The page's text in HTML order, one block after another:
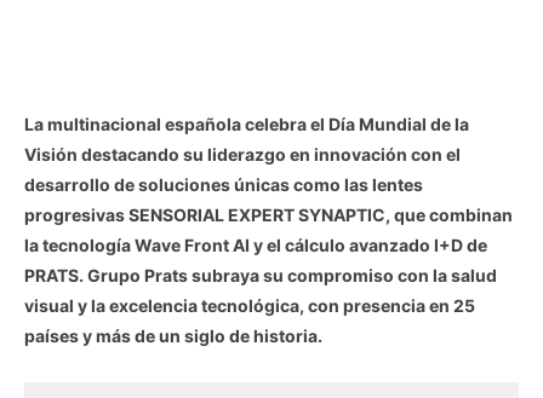
La multinacional española celebra el Día Mundial de la
Visión destacando su liderazgo en innovación con el
desarrollo de soluciones únicas como las lentes
progresivas SENSORIAL EXPERT SYNAPTIC, que combinan
la tecnología Wave Front AI y el cálculo avanzado I+D de
PRATS. Grupo Prats subraya su compromiso con la salud
visual y la excelencia tecnológica, con presencia en 25
países y más de un siglo de historia.